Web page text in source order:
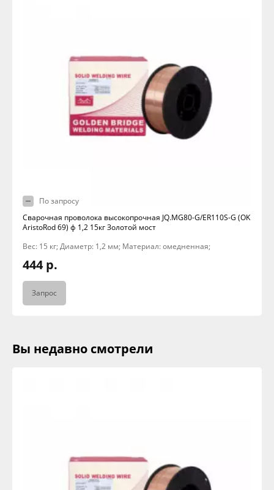
По запросу
Сварочная проволока высокопрочная JQ.MG80-G/ER110S-G (OK
AristoRod 69) ф 1,2 15кг Золотой мост
Вес: 15 кг; Диаметр: 1,2 мм; Материал: омедненная;
444 р.
Запрос
Вы недавно смотрели